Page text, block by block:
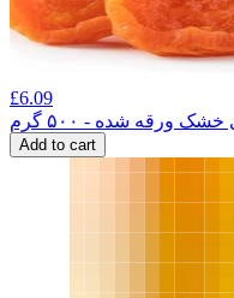
£6.09
ورقه شده - ۵۰۰ گرم
Add to cart